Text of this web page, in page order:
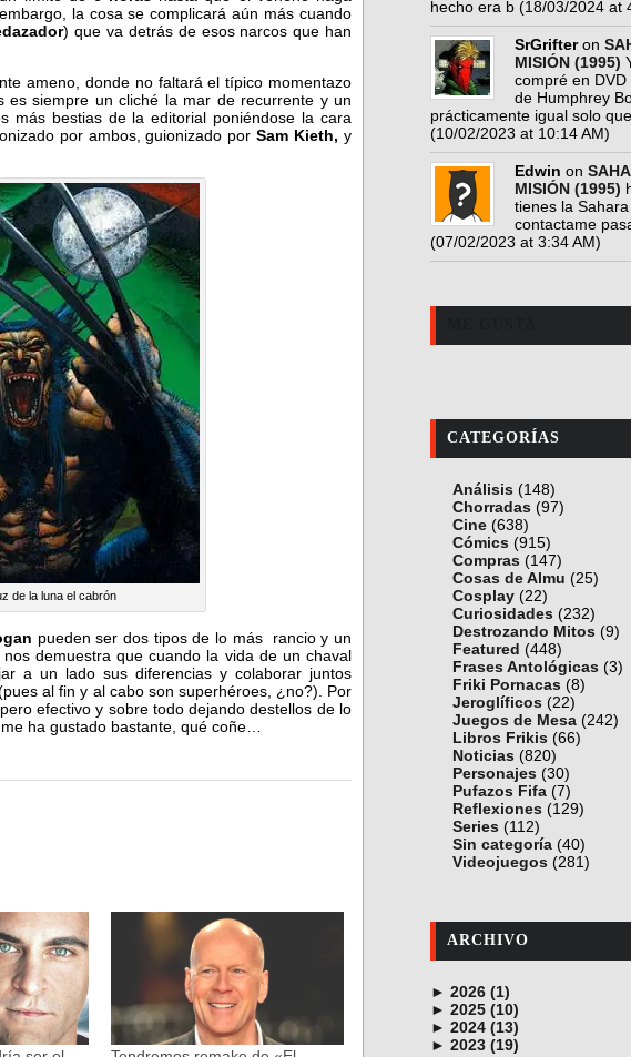
la cosa se complicará aún más cuando
) que va detrás de esos narcos que han
ameno, donde no faltará el típico momentazo
siempre un cliché la mar de recurrente y un
más bestias de la editorial poniéndose la cara
por ambos, guionizado porSam Kieth,y
de la luna el cabrón
pueden ser dos tipos de lo más rancio y un
demuestra que cuando la vida de un chaval
a un lado sus diferencias y colaborar juntos
al fin y al cabo son superhéroes, ¿no?). Por
efectivo y sobre todo dejando destellos de lo
ha gustado bastante, qué coñe…
hecho era b (18/03/2024 at
SrGrifteron
MISIÓN (1995)
compré en
de Humphrey
prácticamente igual solo
(10/02/2023 at 10:14 AM)
Edwin on
MISIÓN (1995)
tienes la
contactame
(07/02/2023 at 3:34 AM)
CATEGORÍAS
Análisis (148)
Chorradas (97)
Cine (638)
Cómics (915)
Compras (147)
Cosas de Almu (25)
Cosplay (22)
Curiosidades (232)
Destrozando Mitos (9)
Featured (448)
Frases Antológicas (3)
Friki Pornacas (8)
Jeroglíficos (22)
Juegos de Mesa (242)
Libros Frikis (66)
Noticias (820)
Personajes (30)
Pufazos Fifa (7)
Reflexiones (129)
Series (112)
Sin categoría (40)
Videojuegos (281)
ARCHIVO
► 2026 (1)
junio (1)
► 2025 (10)
noviembre (1)
octubre (1)
► 2024 (13)
diciembre (4)
► 2023 (19)